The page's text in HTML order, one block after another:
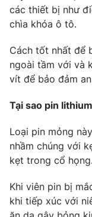
các thiết bị như
chìa khóa ô tô.
Cách tốt nhất để
ngoài tầm với và
vít để bảo đảm
Tại sao pin
Loại pin mỏng
nhầm chúng với
kẹt trong cổ họng.
Khi viên pin bị
khi tiếp xúc với